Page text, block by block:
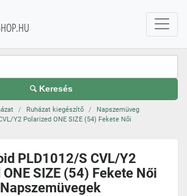
Keresés
Ruházat kiegészítő
Napszemüveg
Y2 Polarized ONE SIZE (54) Fekete Női
PLD1012/S CVL/Y2
SIZE (54) Fekete Női
Napszemüvegek